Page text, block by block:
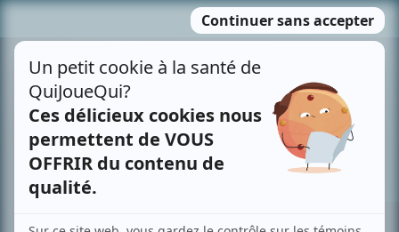
MENU
contenu
Recherche avancée »